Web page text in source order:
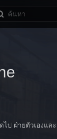
ป ฝ่ายตัวเองแ